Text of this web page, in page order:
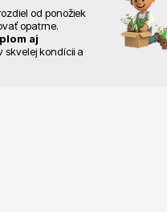
od ponožiek
opatrne.
aj
skvelej kondícii a